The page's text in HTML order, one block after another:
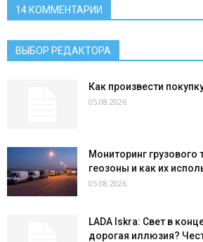
14 КОММЕНТАРИИ
ВЫБОР РЕДАКТОРА
Как произвести
05.08.2026
Мониторинг грузового
геозоны и как их
05.08.2026
LADA Iskra: Свет в
дорогая иллюзия?